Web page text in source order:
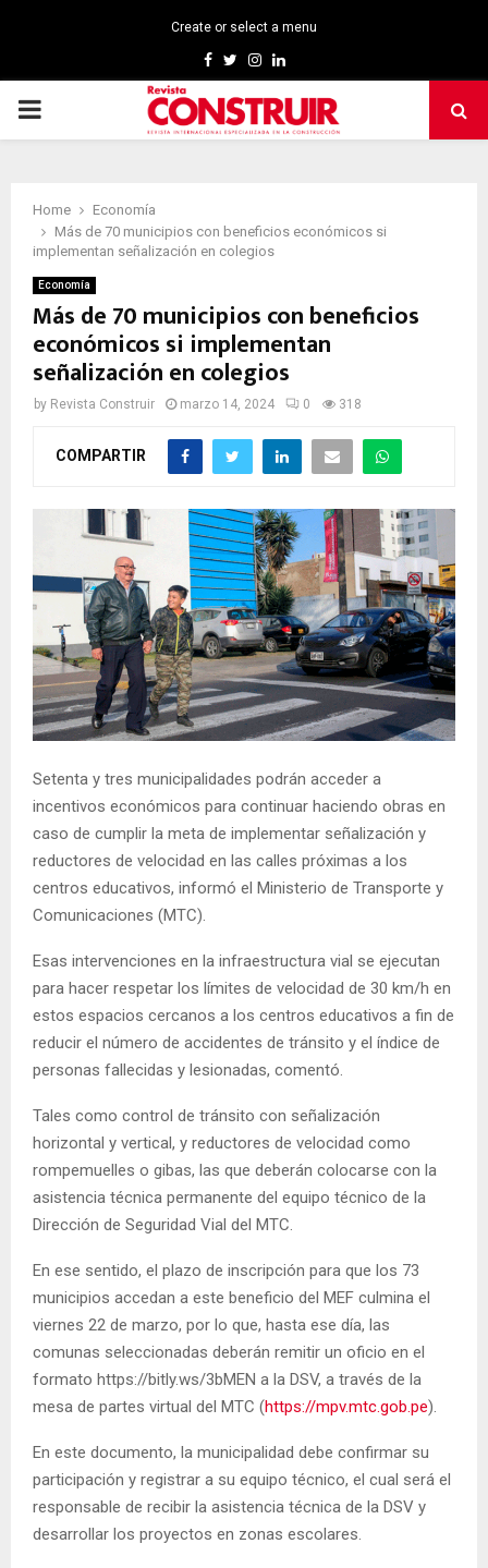
Create or select a menu
Facebook
TwitterInstagram
Linkedin
PRIMARY
Home
Economía
Más de 70 municipios con beneficios económicos si
implementan señalización en colegios
Economía
Más de 70 municipios con beneficios
económicos si implementan
señalización en colegios
by Revista Construir marzo 14, 2024 0 318
COMPARTIR
Setenta y tres municipalidades podrán acceder a
incentivos económicos para continuar haciendo obras en
caso de cumplir la meta de implementar señalización y
reductores de velocidad en las calles próximas a los
centros educativos, informó el Ministerio de Transporte y
Comunicaciones (MTC).
Esas intervenciones en la infraestructura vial se ejecutan
para hacer respetar los límites de velocidad de 30 km/h en
estos espacios cercanos a los centros educativos a fin de
reducir el número de accidentes de tránsito y el índice de
personas fallecidas y lesionadas, comentó.
Tales como control de tránsito con señalización
horizontal y vertical, y reductores de velocidad como
rompemuelles o gibas, las que deberán colocarse con la
asistencia técnica permanente del equipo técnico de la
Dirección de Seguridad Vial del MTC.
En ese sentido, el plazo de inscripción para que los 73
municipios accedan a este beneficio del MEF culmina el
viernes 22 de marzo, por lo que, hasta ese día, las
comunas seleccionadas deberán remitir un oficio en el
formato https://bitly.ws/3bMEN a la DSV, a través de la
mesa de partes virtual del MTC (https://mpv.mtc.gob.pe).
En este documento, la municipalidad debe confirmar su
participación y registrar a su equipo técnico, el cual será el
responsable de recibir la asistencia técnica de la DSV y
desarrollar los proyectos en zonas escolares.